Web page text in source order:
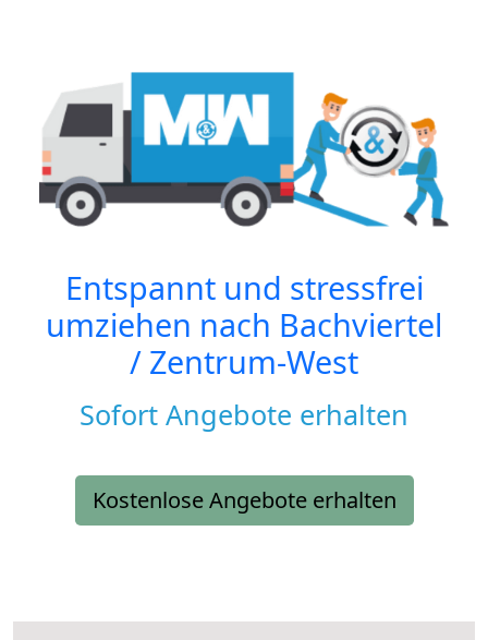
Entspannt und stressfrei
umziehen nach Bachviertel
/ Zentrum-West
Sofort Angebote erhalten
Kostenlose Angebote erhalten